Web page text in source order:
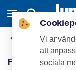
FMM
FMM reservdelar
Vi
att
sociala